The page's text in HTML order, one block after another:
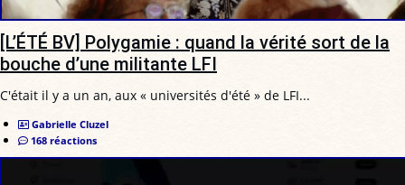
[L’ÉTÉ BV] Polygamie : quand la vérité sort de la
bouche d’une militante LFI
C'était il y a un an, aux « universités d'été » de LFI...
Gabrielle Cluzel
168 réactions